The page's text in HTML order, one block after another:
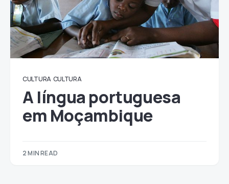
CULTURA CULTURA
A língua portuguesa
em Moçambique
2 MIN READ